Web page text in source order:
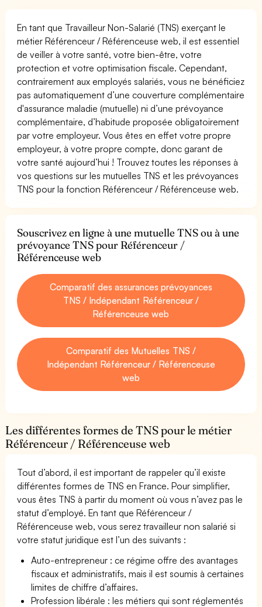
En tant que Travailleur Non-Salarié (TNS) exerçant le
métier Référenceur / Référenceuse web, il est essentiel
de veiller à votre santé, votre bien-être, votre
protection et votre optimisation fiscale. Cependant,
contrairement aux employés salariés, vous ne bénéficiez
pas automatiquement d’une couverture complémentaire
d'assurance maladie (mutuelle) ni d’une prévoyance
complémentaire, d’habitude proposée obligatoirement
par votre employeur. Vous êtes en effet votre propre
employeur, à votre propre compte, donc garant de
votre santé aujourd’hui ! Trouvez toutes les réponses à
vos questions sur les mutuelles TNS et les prévoyances
TNS pour la fonction Référenceur / Référenceuse web.
Souscrivez en ligne à une mutuelle TNS ou à une
prévoyance TNS pour Référenceur /
Référenceuse web
Comparatif des assurances prévoyances
TNS / Indépendant Référenceur /
Référenceuse web
Comparatif des Mutuelles TNS /
Indépendant Référenceur / Référenceuse
web
Les différentes formes de TNS pour le métier
Référenceur / Référenceuse web
Tout d’abord, il est important de rappeler qu’il existe
différentes formes de TNS en France. Pour simplifier,
vous êtes TNS à partir du moment où vous n’avez pas le
statut d’employé. En tant que Référenceur /
Référenceuse web, vous serez travailleur non salarié si
votre statut juridique est l’un des suivants :
Auto-entrepreneur : ce régime offre des avantages
fiscaux et administratifs, mais il est soumis à certaines
limites de chiffre d’affaires.
Profession libérale : les métiers qui sont réglementés